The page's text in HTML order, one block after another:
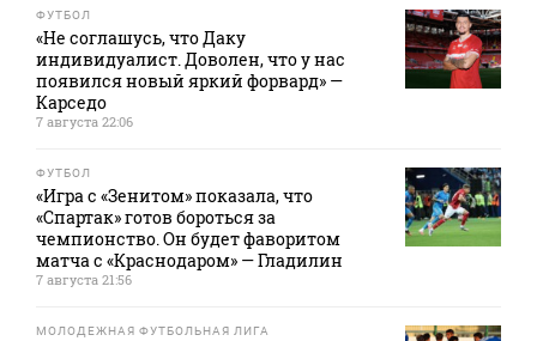
ФУТБОЛ
«Не соглашусь, что Даку
индивидуалист. Доволен, что у нас
появился новый яркий форвард» —
Карседо
7 августа 22:06
ФУТБОЛ
«Игра с «Зенитом» показала, что
«Спартак» готов бороться за
чемпионство. Он будет фаворитом
матча с «Краснодаром» — Гладилин
7 августа 21:56
МОЛОДЕЖНАЯ ФУТБОЛЬНАЯ ЛИГА